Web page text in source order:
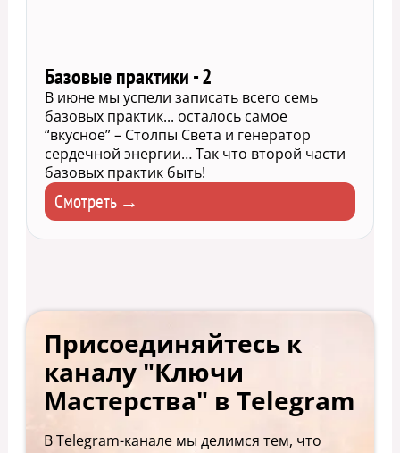
Базовые практики - 2
В июне мы успели записать всего семь
базовых практик... осталось самое
“вкусное” – Столпы Света и генератор
сердечной энергии… Так что второй части
базовых практик быть!
Смотреть →
Присоединяйтесь к
каналу "Ключи
Мастерства" в Telegram
В Telegram-канале мы делимся тем, что